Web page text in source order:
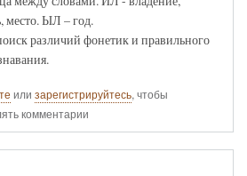
место. ЫЛ – год.
различий фонетик и правильного
или зарегистрируйтесь, чтобы
комментарии